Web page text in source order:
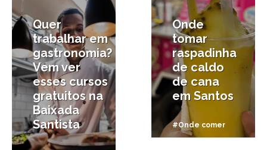
Quer
trabalhar em
gastronomia?
Vem ver
esses cursos
gratuitos na
Baixada
Santista
Onde
tomar
raspadinha
de caldo
de cana
em Santos
#Onde comer